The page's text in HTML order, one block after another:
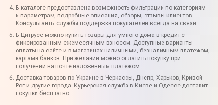
В каталоге предоставлена возможность фильтрации по категориям
и параметрам, подробные описания, обзоры, отзывы клиентов.
Консультанты службы поддержки покупателей всегда на связи.
В Цитрусе можно купить товары для умного дома в кредит с
фиксированным ежемесячным взносом. Доступные варианты
оплаты на сайте и в магазинах наличными, безналичным платежом,
картами банков. При желании можно оплатить покупку при
получении на почте наложенным платежом.
Доставка товаров по Украине в Черкассы, Днепр, Харьков, Кривой
Рог и другие города. Курьерская служба в Киеве и Одессе доставит
покупки бесплатно.